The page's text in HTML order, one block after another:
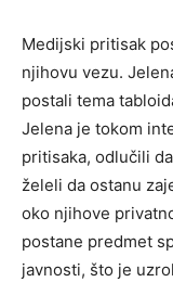
Medijski pritisak
njihovu vezu.
postali tema
Jelena je tokom
pritisaka, odlučili
želeli da ostanu
oko njihove
postane predmet
javnosti, što je